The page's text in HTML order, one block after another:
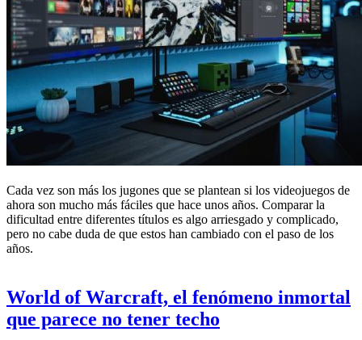
Cada vez son más los jugones que se plantean si los videojuegos de
ahora son mucho más fáciles que hace unos años. Comparar la
dificultad entre diferentes títulos es algo arriesgado y complicado,
pero no cabe duda de que estos han cambiado con el paso de los
años.
World of Warcraft, el fenómeno inmortal
que parece no tener techo